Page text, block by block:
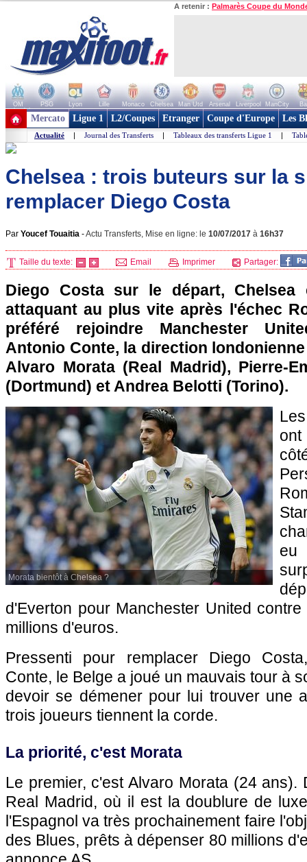
A retenir : Palmarès Coupe du
OM PSG Lyon Lille Monaco Chelsea Man Utd Arsenal Liverpool ManCity
+ de clubs
Mercato Ligue 1 L2/Coupes Etranger Coupe d'Europe Les
Actualité | Journal des Transferts | Tableaux des transferts Ligue 1 |
Chelsea : trois buteurs sur la
remplacer Diego Costa
Par Youcef Touaitia -Actu Transferts, Mise en ligne: le 10/07/2017 à 16h37
Taille du texte: Email Imprimer Partager:
Diego Costa sur le départ, Chelsea
attaquant au plus vite après l'échec
préféré rejoindre Manchester
Antonio Conte, la direction
Alvaro Morata (Real Madrid), Pierre-
(Dortmund) et Andrea Belotti (Torino).
Morata bientôt à Chelsea ?
d'Everton pour Manchester United
millions d'euros.
Pressenti pour remplacer Diego
Conte, le Belge a joué un mauvais tour à
devoir se démener pour lui trouver une
trois joueurs tiennent la corde.
La priorité, c'est Morata
Le premier, c'est Alvaro Morata (24 ans).
Real Madrid, où il est la doublure de
l'Espagnol va très prochainement faire
des Blues, prêts à dépenser 80 millions